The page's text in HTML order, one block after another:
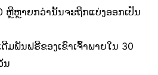
ຫຼືຫຼາຍກວ່ານັ້ນຈະຖືກແບ່ງອອກເປັນ
ມພັນຟຣີຂອງເຂົາເຈົ້າພາຍໃນ 30
ນ